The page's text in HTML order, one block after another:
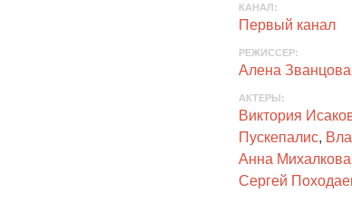
КАНАЛ:
Первый канал
РЕЖИССЕР:
Алена Званцова
АКТЕРЫ:
Виктория
Пускепалис,
Анна Михалкова
Сергей